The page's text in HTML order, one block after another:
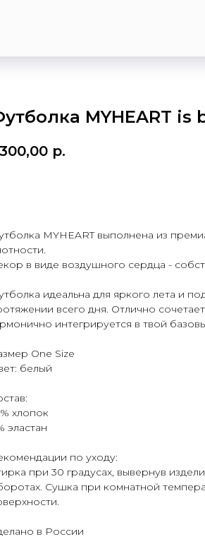
MYHEART is
р.
MYHEART выполнена из
в виде воздушного сердца -
идеальна для яркого лета и
всего дня. Отлично
интегрируется в твой
One Size
белый
хлопок
эластан
по уходу:
при 30 градусах, вывернув
Сушка при комнатной
в России